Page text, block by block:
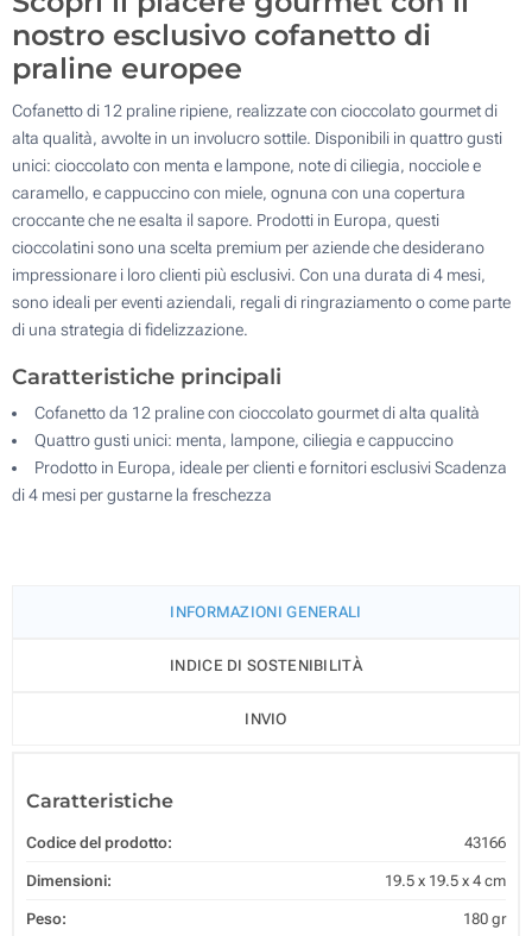
nostro esclusivo cofanetto di
praline europee
Cofanetto di 12 praline ripiene, realizzate con cioccolato gourmet di
alta qualità, avvolte in un involucro sottile. Disponibili in quattro gusti
unici: cioccolato con menta e lampone, note di ciliegia, nocciole e
caramello, e cappuccino con miele, ognuna con una copertura
croccante che ne esalta il sapore. Prodotti in Europa, questi
cioccolatini sono una scelta premium per aziende che desiderano
impressionare i loro clienti più esclusivi. Con una durata di 4 mesi,
sono ideali per eventi aziendali, regali di ringraziamento o come parte
di una strategia di fidelizzazione.
Caratteristiche principali
Cofanetto da 12 praline con cioccolato gourmet di alta qualità
Quattro gusti unici: menta, lampone, ciliegia e cappuccino
Prodotto in Europa, ideale per clienti e fornitori esclusivi Scadenza
di 4 mesi per gustarne la freschezza
INFORMAZIONI GENERALI
INDICE DI SOSTENIBILITÀ
INVIO
Caratteristiche
Codice del prodotto: 43166
Dimensioni: 19.5 x 19.5 x 4 cm
Peso: 180 gr